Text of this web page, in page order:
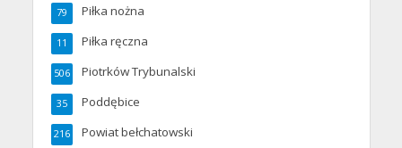
Piłka nożna
79
Piłka ręczna
11
Piotrków Trybunalski
506
Poddębice
35
Powiat bełchatowski
216